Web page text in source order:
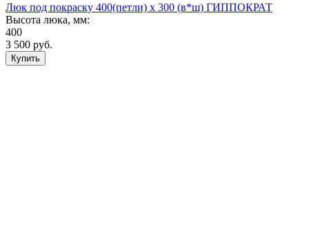
Люк под покраску 400(петли) х 300 (в*ш) ГИППОКРАТ
Высота люка, мм:
400
3 500 руб.